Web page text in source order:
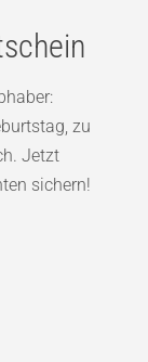
zu
Jetzt
sichern!